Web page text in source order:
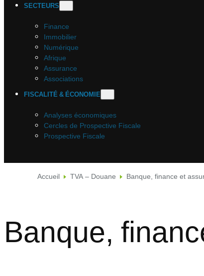
SECTEURS
Finance
Immobilier
Numérique
Afrique
Assurance
Associations
FISCALITÉ & ÉCONOMIE
Analyses économiques
Cercles de Prospective Fiscale
Prospective Fiscale
Accueil TVA – Douane Banque, finance et
Banque,